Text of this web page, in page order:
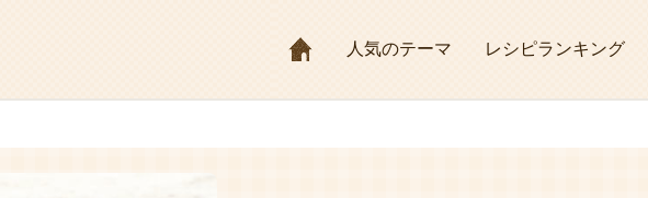
HOME人気のテーマ レシピランキング